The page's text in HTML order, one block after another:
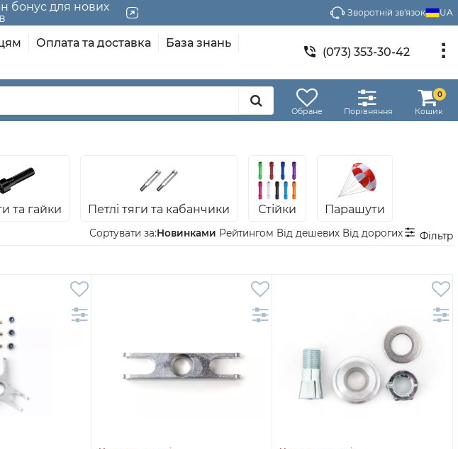
бонус для нових
Зворотній зв'язок UA
Оплата та доставка
База знань
(073) 353-30-42
Обране Порівняння Кошик
0
та гайки Петлі тяги та кабанчики Стійки Парашути
Новинками Рейтингом Від дешевих Від дорогих